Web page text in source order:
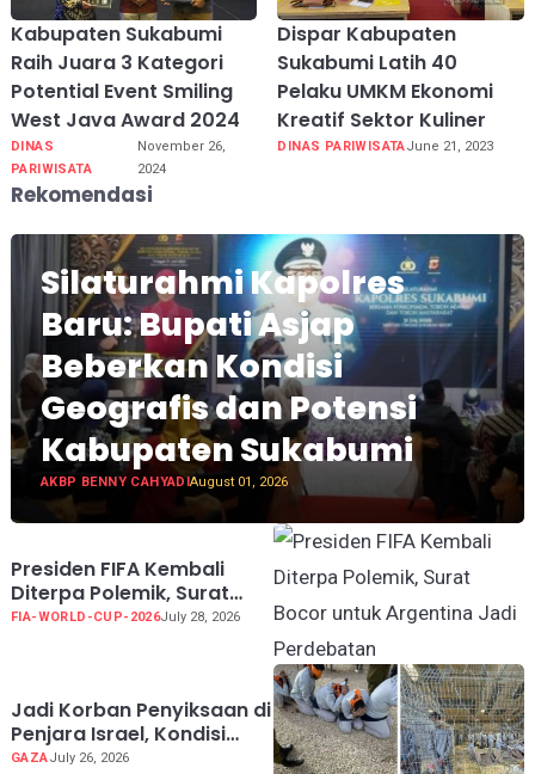
Kabupaten Sukabumi
Raih Juara 3 Kategori
Potential Event Smiling
West Java Award 2024
DINAS
PARIWISATA
November 26,
2024
Dispar Kabupaten
Sukabumi Latih 40
Pelaku UMKM Ekonomi
Kreatif Sektor Kuliner
DINAS PARIWISATAJune 21, 2023
Rekomendasi
Silaturahmi Kapolres
Baru: Bupati Asjap
Beberkan Kondisi
Geografis dan Potensi
Kabupaten Sukabumi
AKBP BENNY CAHYADIAugust 01, 2026
Presiden FIFA Kembali
Diterpa Polemik, Surat
Bocor untuk Argentina
FIA-WORLD-CUP-2026July 28, 2026
Jadi Korban Penyiksaan di
Penjara Israel, Kondisi
Dokter Palestina Terus
GAZAJuly 26, 2026